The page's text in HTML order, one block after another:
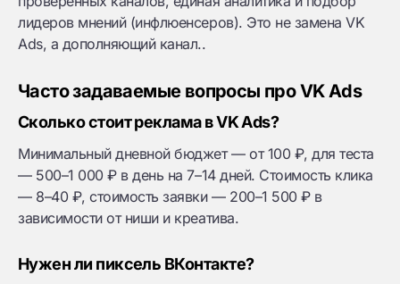
лидеров мнений (инфлюенсеров). Это не замена VK
Ads, а дополняющий канал..
Часто задаваемые вопросы про VK Ads
Сколько стоит реклама в VK Ads?
Минимальный дневной бюджет — от 100 ₽, для теста
— 500–1 000 ₽ в день на 7–14 дней. Стоимость клика
— 8–40 ₽, стоимость заявки — 200–1 500 ₽ в
зависимости от ниши и креатива.
Нужен ли пиксель ВКонтакте?